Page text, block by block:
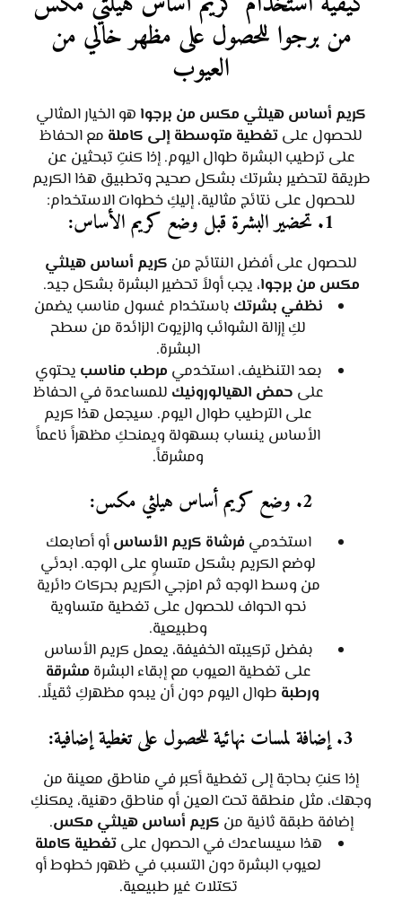
من برجوا للحصول على مظهر خالي من
العيوب
كريم أساس هيلثي مكس من برجوا هو الخيار المثالي
للحصول علىتغطية متوسطة إلى كاملة مع الحفاظ
على ترطيب البشرة طوال اليوم. إذا كنتِ تبحثين عن
طريقة لتحضير بشرتك بشكل صحيح وتطبيق هذا الكريم
للحصول على نتائج مثالية، إليكِ خطوات الاستخدام:
1. تحضير البشرة قبل وضع كريم الأساس:
للحصول على أفضل النتائج من كريم أساس هيلثي
مكس من برجوا، يجب أولاً تحضير البشرة بشكل جيد.
نظفي بشرتك باستخدام غسول مناسب يضمن
لكِ إزالة الشوائب والزيوت الزائدة من سطح
البشرة.
بعد التنظيف، استخدمي مرطب مناسب يحتوي
على حمض الهيالورونيك للمساعدة في الحفاظ
على الترطيب طوال اليوم. سيجعل هذا كريم
الأساس ينساب بسهولة ويمنحكِ مظهراً ناعماً
ومشرقاً.
2. وضع كريم أساس هيلثي مكس:
استخدمي فرشاة كريم الأساسأو أصابعك
لوضع الكريم بشكل متساوٍ على الوجه. ابدئي
من وسط الوجه ثم امزجي الكريم بحركات دائرية
نحو الحواف للحصول على تغطية متساوية
وطبيعية.
بفضل تركيبته الخفيفة، يعمل كريم الأساس
على تغطية العيوب مع إبقاء البشرة مشرقة
ورطبة طوال اليوم دون أن يبدو مظهركِ ثقيلًا.
3. إضافة لمسات نهائية للحصول على تغطية إضافية:
إذا كنتِ بحاجة إلى تغطية أكبر في مناطق معينة من
وجهك، مثل منطقة تحت العين أو مناطق دهنية، يمكنكِ
إضافة طبقة ثانية من كريم أساس هيلثي مكس.
هذا سيساعدك في الحصول علىتغطية كاملة
لعيوب البشرة دون التسبب في ظهور خطوط أو
تكتلات غير طبيعية.